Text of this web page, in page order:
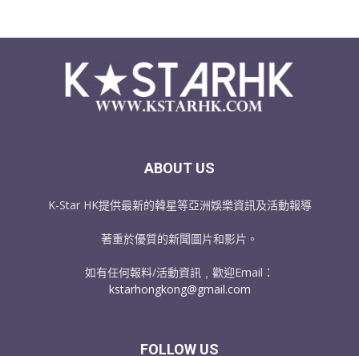
ABOUT US
K-Star HK提供最新的韓星等亞洲娛樂資訊及活動報導
著重於優質的新聞圖片和影片。
如有任何報料/活動資訊﹐歡迎Email：
kstarhongkong@gmail.com
FOLLOW US